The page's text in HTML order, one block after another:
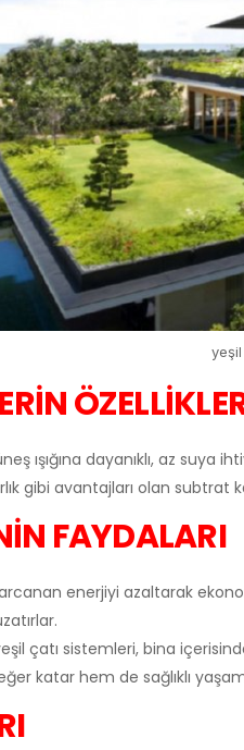
yeşil
ışığına dayanıklı, az
gibi avantajları olan subtrat
FAYDALARI
enerjiyi azaltarak
çatı sistemleri, bina
katar hem de sağlıklı